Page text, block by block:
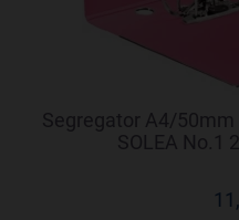
Segregator A4/
SOLEA No.1